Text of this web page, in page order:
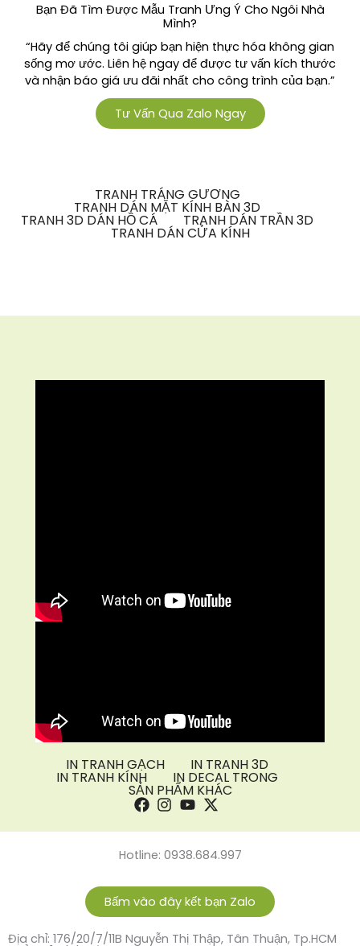
Bạn Đã Tìm Được Mẫu Tranh Ưng Ý Cho Ngôi Nhà
Mình?
“Hãy để chúng tôi giúp bạn hiện thực hóa không gian
sống mơ ước. Liên hệ ngay để được tư vấn kích thước
và nhận báo giá ưu đãi nhất cho công trình của bạn.”
Tư Vấn Qua Zalo Ngay
TRANH TRÁNG GƯƠNG
TRANH DÁN MẶT KÍNH BÀN 3D
TRANH 3D DÁN HỒ CÁ TRANH DÁN TRẦN 3D
TRANH DÁN CỬA KÍNH
IN TRANH GẠCH IN TRANH 3D
IN TRANH KÍNH IN DECAL TRONG
SẢN PHẨM KHÁC
Hotline: 0938.684.997
Bấm vào đây kết bạn Zalo
Địa chỉ: 176/20/7/11B Nguyễn Thị Thập, Tân Thuận, Tp.HCM